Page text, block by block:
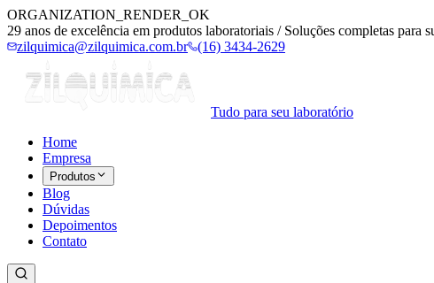
ORGANIZATION_RENDER_OK
29 anos de excelência em produtos laboratoriais / Soluções completas para
zilquimica@zilquimica.com.br
(16) 3434-2629
Tudo para seu laboratório
Home
Empresa
Produtos
Blog
Dúvidas
Depoimentos
Contato